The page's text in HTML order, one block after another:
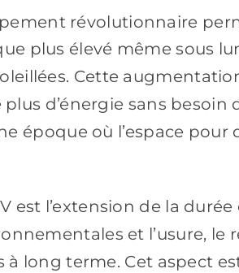
révolutionnaire
plus élevé même sous
Cette
d’énergie sans
époque où l’espace
est l’extension de la
et l’usure, le
à long terme. Cet aspect